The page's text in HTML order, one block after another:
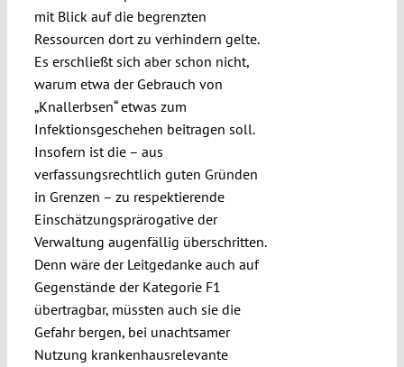
mit Blick auf die begrenzten
Ressourcen dort zu verhindern gelte.
Es erschließt sich aber schon nicht,
warum etwa der Gebrauch von
„Knallerbsen“ etwas zum
Infektionsgeschehen beitragen soll.
Insofern ist die – aus
verfassungsrechtlich guten Gründen
in Grenzen – zu respektierende
Einschätzungsprärogative der
Verwaltung augenfällig überschritten.
Denn wäre der Leitgedanke auch auf
Gegenstände der Kategorie F1
übertragbar, müssten auch sie die
Gefahr bergen, bei unachtsamer
Nutzung krankenhausrelevante